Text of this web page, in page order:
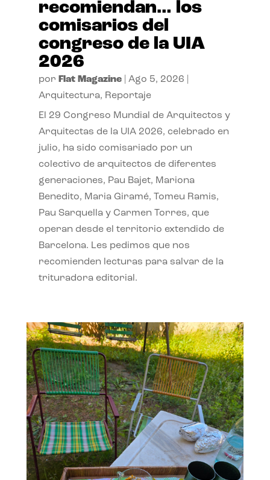
recomiendan… los
comisarios del
congreso de la UIA
2026
por Flat Magazine| Ago 5, 2026
Arquitectura, Reportaje
El 29 Congreso Mundial de Arquitectos y
Arquitectas de la UIA 2026, celebrado en
julio, ha sido comisariado por un
colectivo de arquitectos de diferentes
generaciones, Pau Bajet, Mariona
Benedito, Maria Giramé, Tomeu Ramis,
Pau Sarquella y Carmen Torres, que
operan desde el territorio extendido de
Barcelona. Les pedimos que nos
recomienden lecturas para salvar de la
trituradora editorial.